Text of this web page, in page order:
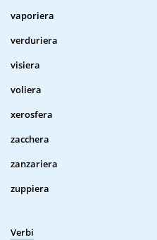
vaporiera
verduriera
visiera
voliera
xerosfera
zacchera
zanzariera
zuppiera
Verbi